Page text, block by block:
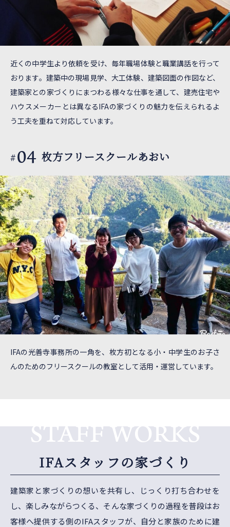
近くの中学生より依頼を受け、毎年職場体験と職業講話を行って
おります。建築中の現場見学、大工体験、建築図面の作図など、
建築家との家づくりにまつわる様々な仕事を通して、建売住宅や
ハウスメーカーとは異なるIFAの家づくりの魅力を伝えられるよ
う工夫を重ねて対応しています。
#04 枚方フリースクールあおい
IFAの光善寺事務所の一角を、枚方初となる小・中学生のお子さ
んのためのフリースクールの教室として活用・運営しています。
STAFF WORKS
IFAスタッフの家づくり
建築家と家づくりの想いを共有し、じっくり打ち合わせを
し、楽しみながらつくる、 そんな家づくりの過程を普段はお
客様へ提供する側のIFAスタッフが、自分と家族のために建